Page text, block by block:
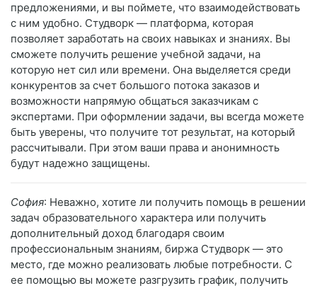
предложениями, и вы поймете, что взаимодействовать
с ним удобно. Студворк — платформа, которая
позволяет заработать на своих навыках и знаниях. Вы
сможете получить решение учебной задачи, на
которую нет сил или времени. Она выделяется среди
конкурентов за счет большого потока заказов и
возможности напрямую общаться заказчикам с
экспертами. При оформлении задачи, вы всегда можете
быть уверены, что получите тот результат, на который
рассчитывали. При этом ваши права и анонимность
будут надежно защищены.
София: Неважно, хотите ли получить помощь в решении
задач образовательного характера или получить
дополнительный доход благодаря своим
профессиональным знаниям, биржа Студворк — это
место, где можно реализовать любые потребности. С
ее помощью вы можете разгрузить график, получить